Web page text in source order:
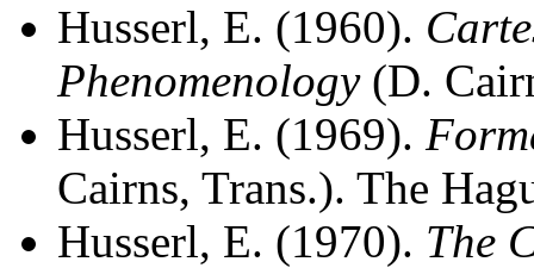
Husserl, E. (1960).
Phenomenology(D.
Husserl, E. (1969).
Cairns, Trans.). The
Husserl, E. (1970). The